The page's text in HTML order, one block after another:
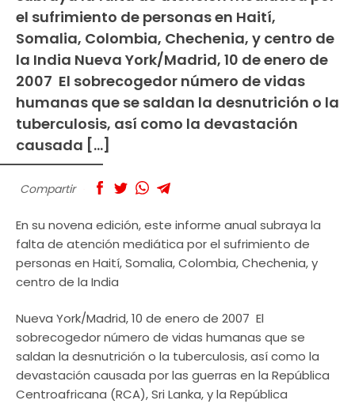
el sufrimiento de personas en Haití,
Somalia, Colombia, Chechenia, y centro de
la India Nueva York/Madrid, 10 de enero de
2007  El sobrecogedor número de vidas
humanas que se saldan la desnutrición o la
tuberculosis, así como la devastación
causada […]
Compartir
En su novena edición, este informe anual subraya la
falta de atención mediática por el sufrimiento de
personas en Haití, Somalia, Colombia, Chechenia, y
centro de la India
Nueva York/Madrid, 10 de enero de 2007  El
sobrecogedor número de vidas humanas que se
saldan la desnutrición o la tuberculosis, así como la
devastación causada por las guerras en la República
Centroafricana (RCA), Sri Lanka, y la República